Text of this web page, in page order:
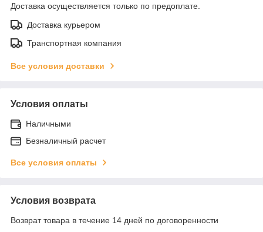
Доставка осуществляется только по предоплате.
Доставка курьером
Транспортная компания
Все условия доставки
Условия оплаты
Наличными
Безналичный расчет
Все условия оплаты
Условия возврата
Возврат товара в течение 14 дней по договоренности